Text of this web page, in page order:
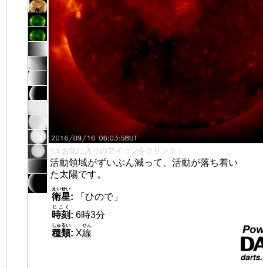
👈 お気に入りのアイコンをクリック！
活動領域がずいぶん減って、活動が落ち着い
た太陽です。
衛星
えいせい
:
「ひので」
時刻
じこく
: 6時3分
種類
しゅるい
: X線
せん